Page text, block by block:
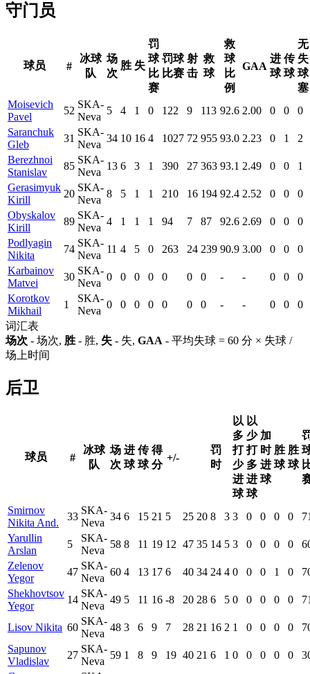
守门员
球员 #
冰球
队
场
次
胜 失
罚
球
比
赛
罚球
比赛
射
击
救
球
救
球
比
例
GAA
进
球
传
球
无
失
球
塞
Moisevich
Pavel
52
SKA-
Neva
5 4 1 0 122 9 113 92.6 2.00 0 0
0
Saranchuk
Gleb
31
SKA-
Neva
34 10 16 4 1027 72 955 93.0 2.23 0 1
2
Berezhnoi
Stanislav
85
SKA-
Neva
13 6 3 1 390 27 363 93.1 2.49 0 0
1
Gerasimyuk
Kirill
20
SKA-
Neva
8 5 1 1 210 16 194 92.4 2.52 0 0
0
Obyskalov
Kirill
89
SKA-
Neva
4 1 1 1 94 7 87 92.6 2.69 0 0
0
Podlyagin
Nikita
74
SKA-
Neva
11 4 5 0 263 24 239 90.9 3.00 0 0
0
Karbainov
Matvei
30
SKA-
Neva
0 0 0 0 0 0 0 - - 0 0
0
Korotkov
Mikhail
1
SKA-
Neva
0 0 0 0 0 0 0 - - 0 0
0
词汇表
场次 - 场次, 胜 - 胜, 失 - 失, GAA - 平均失球 = 60 分 × 失球 /
场上时间
后卫
球员 #
冰球
队
场
次
进
球
传
球
得
分
+/-
罚
时
以
多
打
少
进
球
以
少
打
多
进
球
加
时
进
球
胜
球
胜
球
Smirnov
Nikita And.
33
SKA-
Neva
34 6 15 21 5 25 20 8 3 3 0 0 0 0
Yarullin
Arslan
5
SKA-
Neva
58 8 11 19 12 47 35 14 5 3 0 0 0 0
Zelenov
Yegor
47
SKA-
Neva
60 4 13 17 6 40 34 24 4 0 0 0 1 0
Shekhovtsov
Yegor
14
SKA-
Neva
49 5 11 16 -8 20 28 6 5 0 0 0 0 0
Lisov Nikita 60
SKA-
Neva
48 3 6 9 7 28 21 16 2 1 0 0 0 0
Sapunov
Vladislav
27
SKA-
Neva
59 1 8 9 19 40 21 6 1 0 0 0 0 0